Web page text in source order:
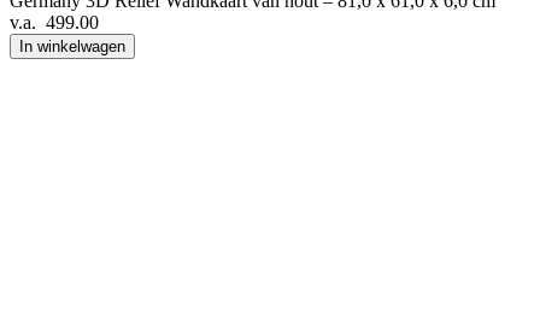
v.a. 499.00
In winkelwagen